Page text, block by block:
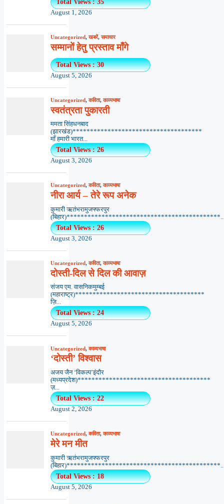
Total Views : 35
August 1, 2026
Uncategorized,खबरें,समाचार
सम्मानों हेतु प्रस्ताव माँगे
Total Views : 30
August 5, 2026
Uncategorized,कविता,काव्यभाषा
स्वतंत्रता पुकारती
ममता सिंहधनबाद
(झारखंड)*************************************
माँ हमारी भारत...
Total Views : 26
August 3, 2026
Uncategorized,कविता,काव्यभाषा
नीरा आर्य – तेरे रूप अनेक
कुमारी ऋतंभरामुजफ्फरपुर
Total Views : 26
August 3, 2026
Uncategorized,कविता,काव्यभाषा
दोस्ती-दिल से दिल की आवाज़
संजय एम. वासनिकमुम्बई
(महाराष्ट्र)*************************************
ज़ि...
Total Views : 24
August 5, 2026
Uncategorized,काव्यभाषा
‘दोस्ती’ विश्वास
अजय जैन ‘विकल्प’इंदौर
(मध्यप्रदेश)**************************************
ज़...
Total Views : 22
August 2, 2026
Uncategorized,कविता,काव्यभाषा
मेरे मन मीत
कुमारी ऋतंभरामुजफ्फरपुर
Total Views : 18
August 5, 2026